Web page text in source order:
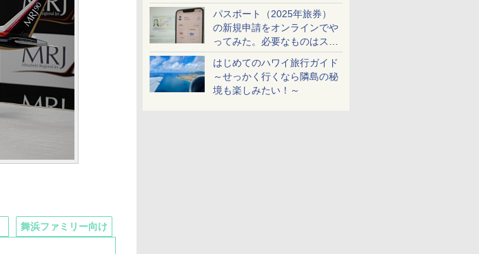
配・来場前に必要な準備は？
パスポート（2025年旅券）
の新規申請をオンラインでや
ってみた。必要なものはスマ
ホとマイナカードのみ
はじめてのハワイ旅行ガイド
～せっかく行くなら隣島の秘
境も楽しみたい！～
舞浜ファミリー向け